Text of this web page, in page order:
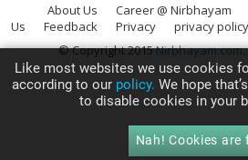
About Us Career @ Nirbhayam
Us
Feedback Privacy privacy policy
© Copyright 2015Nirbhayam.com.
Like most websites we use cookies
according to our policy. We hope
to disable cookies in your
Nah! Cookies are